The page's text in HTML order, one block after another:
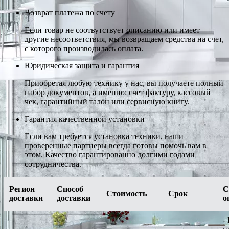
Возврат платежа по счету
Если товар не соотвутствует описанию или имеет
другие несоответствия, мы возвращаем средства на счет,
с которого производилась оплата.
Юридическая защита и гарантия
Приобретая любую технику у нас, вы получаете полный
набор документов, а именно: счет фактуру, кассовый
чек, гарантийный талон или сервисную книгу.
Гарантия качественной установки
Если вам требуется установка техники, наши
проверенные партнеры всегда готовы помочь вам в
этом. Качество гарантированно долгими годами
сотрудничества.
Регион
доставки
Способ
доставки
Стоимость Срок
-